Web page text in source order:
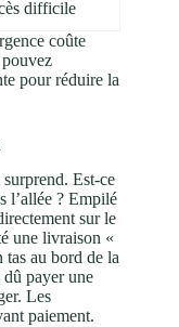
difficile
coûte
pour réduire la
Est-ce
l’allée ? Empilé
sur le
une livraison «
tas au bord de la
dû payer une
Les
paiement.